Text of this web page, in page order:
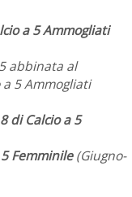
a 5 Ammogliati
abbinata al
5 Ammogliati
di Calcio a 5
Femminile(Giugno-